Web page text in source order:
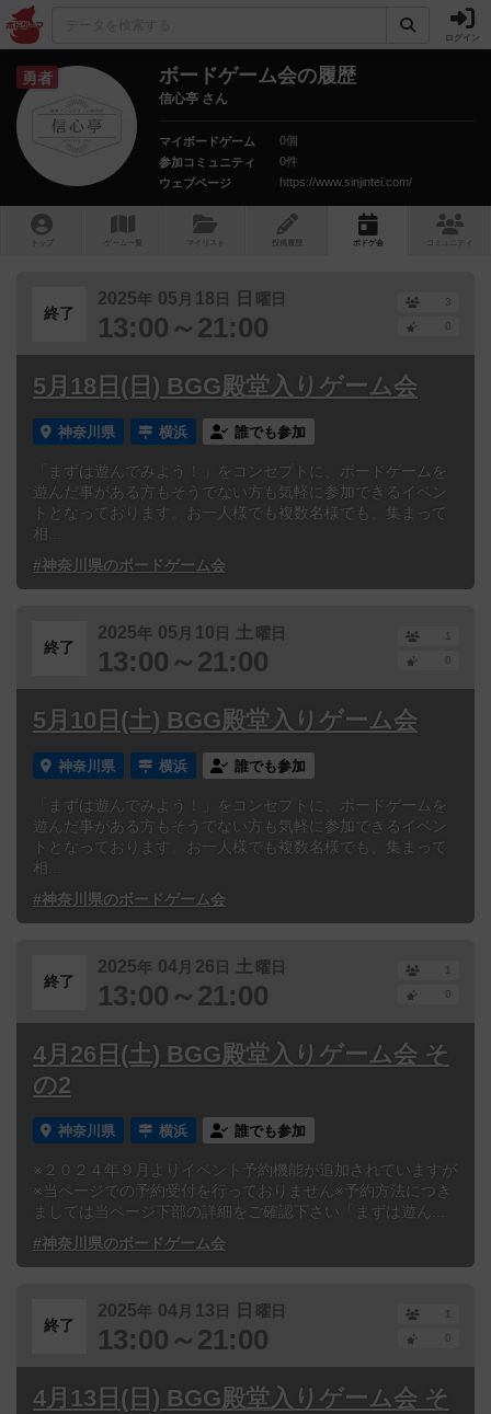
ログイン
勇者 ボードゲーム会の履歴
信心亭 さん
マイボードゲーム
0個
参加コミュニティ
0件
ウェブページ
https://www.sinjintei.com/
トップ ゲーム一覧 マイリスト 投稿履歴 ボ ドゲ会 コミュニティ
終了
2025年 05 月 18 日 日 曜日
13:00～21:00
3
0
5月18日(日) BGG殿堂入りゲーム会
神奈川県 横浜 誰でも参加
「まずは遊んでみよう！」をコンセプトに、ボードゲームを
遊んだ事がある方もそうでない方も気軽に参加できるイベン
トとなっております。お一人様でも複数名様でも、集まって
相...
#神奈川県のボードゲーム会
終了
2025年 05 月 10 日 土 曜日
13:00～21:00
1
0
5月10日(土) BGG殿堂入りゲーム会
神奈川県 横浜 誰でも参加
「まずは遊んでみよう！」をコンセプトに、ボードゲームを
遊んだ事がある方もそうでない方も気軽に参加できるイベン
トとなっております。お一人様でも複数名様でも、集まって
相...
#神奈川県のボードゲーム会
終了
2025年 04月 26 日 土 曜日
13:00～21:00
1
0
4月26日(土) BGG殿堂入りゲーム会 そ
の2
神奈川県 横浜 誰でも参加
※２０２４年９月よりイベント予約機能が追加されていますが
※当ページでの予約受付を行っておりません※予約方法につき
ましては当ページ下部の詳細をご確認下さい「まずは遊ん...
#神奈川県のボードゲーム会
終了
2025年 04月 13 日 日 曜日
13:00～21:00
1
0
4月13日(日) BGG殿堂入りゲーム会 そ